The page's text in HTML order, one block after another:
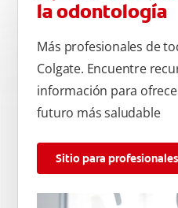
la odontología
Más profesionales de
Colgate. Encuentre
información para
futuro más saludable
Sitio para profesionales